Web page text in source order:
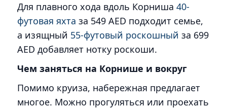
Для плавного хода вдоль Корниша 40-
футовая яхта за 549 AED подходит семье,
а изящный 55-футовый роскошный за 699
AED добавляет нотку роскоши.
Чем заняться на Корнише и вокруг
Помимо круиза, набережная предлагает
многое. Можно прогуляться или проехать